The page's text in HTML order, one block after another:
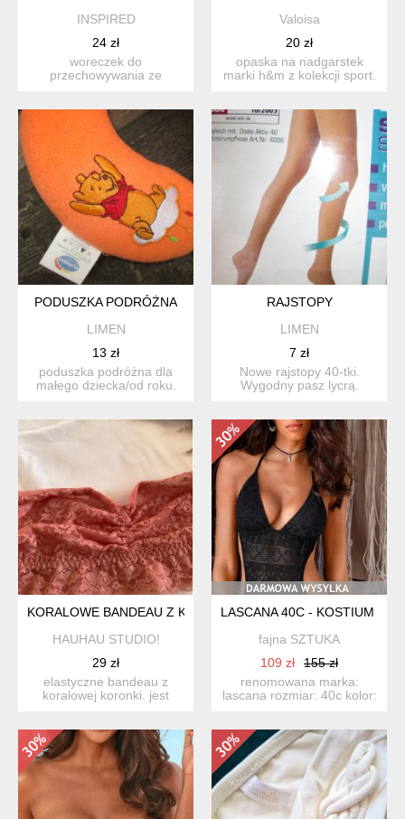
INSPIRED
24 zł
woreczek do
przechowywania ze
Valoisa
20 zł
opaska na nadgarstek
marki h&m z kolekcji sport.
PODUSZKA PODRÓŻNA
LIMEN
13 zł
poduszka podróżna dla
małego dziecka/od roku.
RAJSTOPY
LIMEN
7 zł
Nowe rajstopy 40-tki.
Wygodny pasz lycrą.
KORALOWE BANDEAU Z KORONKI
HAUHAU STUDIO!
29 zł
elastyczne bandeau z
koralowej koronki. jest
LASCANA 40C - KOSTIUM
fajna SZTUKA
109 zł
155 zł
renomowana marka:
lascana rozmiar: 40c kolor: